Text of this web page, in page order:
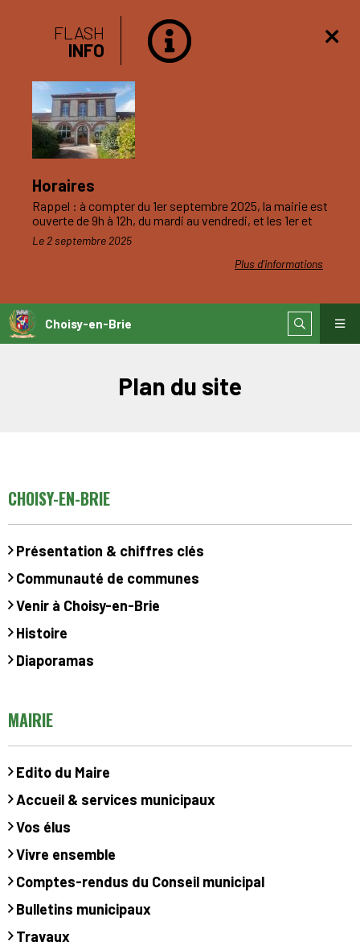
FLASH
INFO
Horaires
Plus d'informations
Rappel : à compter du 1er septembre 2025, la mairie est
ouverte de 9h à 12h, du mardi au vendredi, et les 1er et
3ème samedis du mois.
Le 2 septembre 2025
Choisy-en-Brie
Plan du site
CHOISY-EN-BRIE
Présentation & chiffres clés
Communauté de communes
Venir à Choisy-en-Brie
Histoire
Diaporamas
MAIRIE
Edito du Maire
Accueil & services municipaux
Vos élus
Vivre ensemble
Comptes-rendus du Conseil municipal
Bulletins municipaux
Travaux